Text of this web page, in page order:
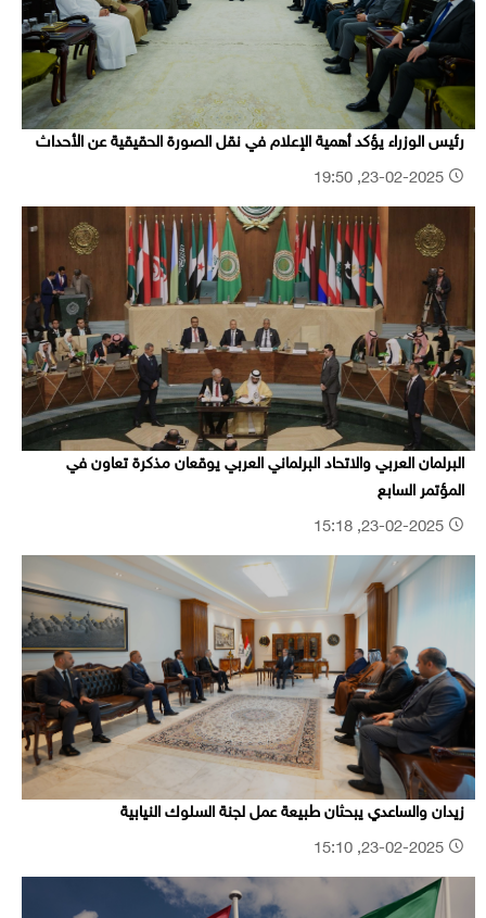
رئيس الوزراء يؤكد أهمية الإعلام في نقل الصورة الحقيقية عن الأحداث
البرلمان العربي والاتحاد البرلماني العربي يوقعان مذكرة تعاون في
المؤتمر السابع
زيدان والساعدي يبحثان طبيعة عمل لجنة السلوك النيابية